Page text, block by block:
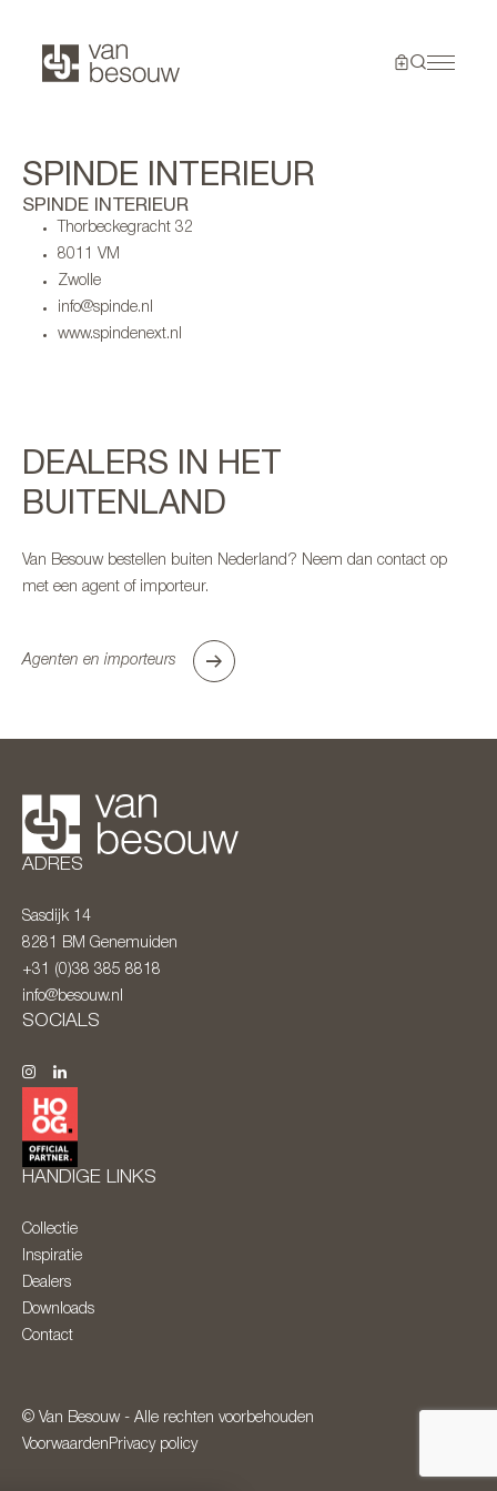
SPINDE INTERIEUR
SPINDE INTERIEUR
Thorbeckegracht 32
8011 VM
Zwolle
info@spinde.nl
www.spindenext.nl
DEALERS IN HET
BUITENLAND
Van Besouw bestellen buiten Nederland? Neem dan contact op
met een agent of importeur.
Agenten en importeurs
ADRES
Sasdijk 14
8281 BM Genemuiden
+31 (0)38 385 8818
info@besouw.nl
SOCIALS
HANDIGE LINKS
Collectie
Inspiratie
Dealers
Downloads
Contact
© Van Besouw - Alle rechten voorbehouden
Voorwaarden Privacy policy